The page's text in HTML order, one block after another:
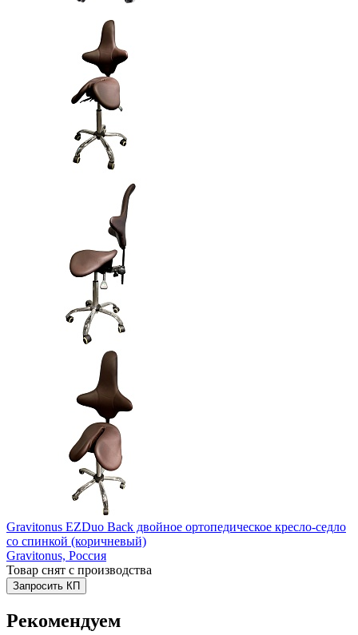
Gravitonus EZDuo Back двойное ортопедическое кресло-седло
со спинкой (коричневый)
Gravitonus, Россия
Товар снят с производства
Запросить КП
Рекомендуем